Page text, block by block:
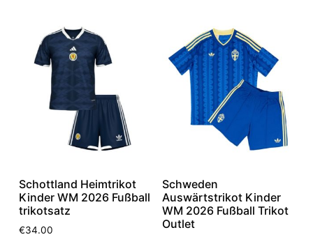
Schottland Heimtrikot
Kinder WM 2026 Fußball
trikotsatz
€34.00
Schweden
Auswärtstrikot Kinder
WM 2026 Fußball Trikot
Outlet